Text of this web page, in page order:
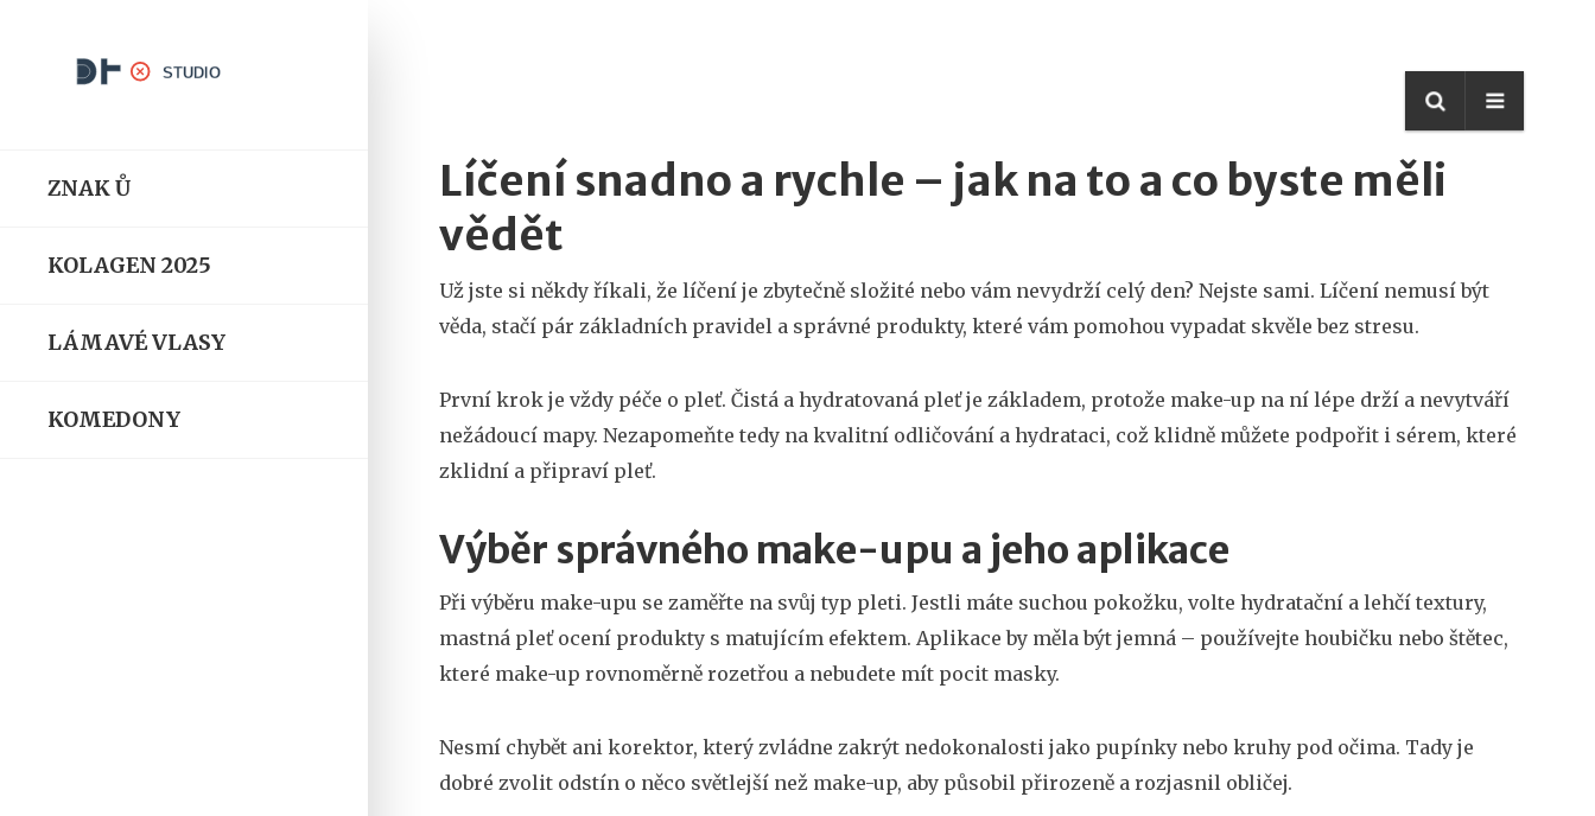
ZNAK Ů
KOLAGEN 2025
LÁMAVÉ VLASY
KOMEDONY
Líčení snadno a rychle – jak na to a co byste měli
vědět
Už jste si někdy říkali, že líčení je zbytečně složité nebo vám nevydrží celý den? Nejste sami. Líčení nemusí být
věda, stačí pár základních pravidel a správné produkty, které vám pomohou vypadat skvěle bez stresu.
První krok je vždy péče o pleť. Čistá a hydratovaná pleť je základem, protože make-up na ní lépe drží a nevytváří
nežádoucí mapy. Nezapomeňte tedy na kvalitní odličování a hydrataci, což klidně můžete podpořit i sérem, které
zklidní a připraví pleť.
Výběr správného make-upu a jeho aplikace
Při výběru make-upu se zaměřte na svůj typ pleti. Jestli máte suchou pokožku, volte hydratační a lehčí textury,
mastná pleť ocení produkty s matujícím efektem. Aplikace by měla být jemná – používejte houbičku nebo štětec,
které make-up rovnoměrně rozetřou a nebudete mít pocit masky.
Nesmí chybět ani korektor, který zvládne zakrýt nedokonalosti jako pupínky nebo kruhy pod očima. Tady je
dobré zvolit odstín o něco světlejší než make-up, aby působil přirozeně a rozjasnil obličej.